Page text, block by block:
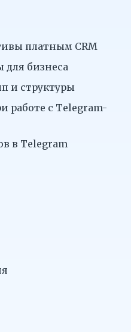
платным CRM
бизнеса
и структуры
работе с Telegram-
в Telegram